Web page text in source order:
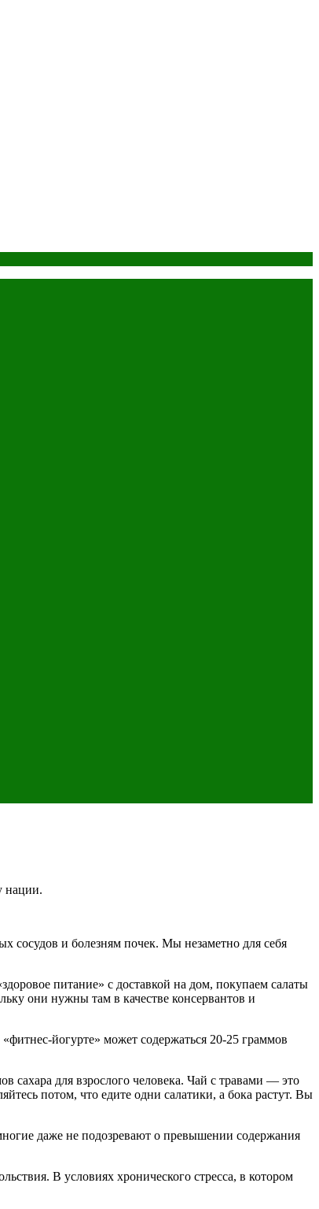
нации.
сосудов и болезням почек. Мы незаметно для себя
питание» с доставкой на дом, покупаем салаты
они нужны там в качестве консервантов и
йогурте» может содержаться 20-25 граммов
для взрослого человека. Чай с травами — это
потом, что едите одни салатики, а бока растут. Вы
даже не подозревают о превышении содержания
В условиях хронического стресса, в котором